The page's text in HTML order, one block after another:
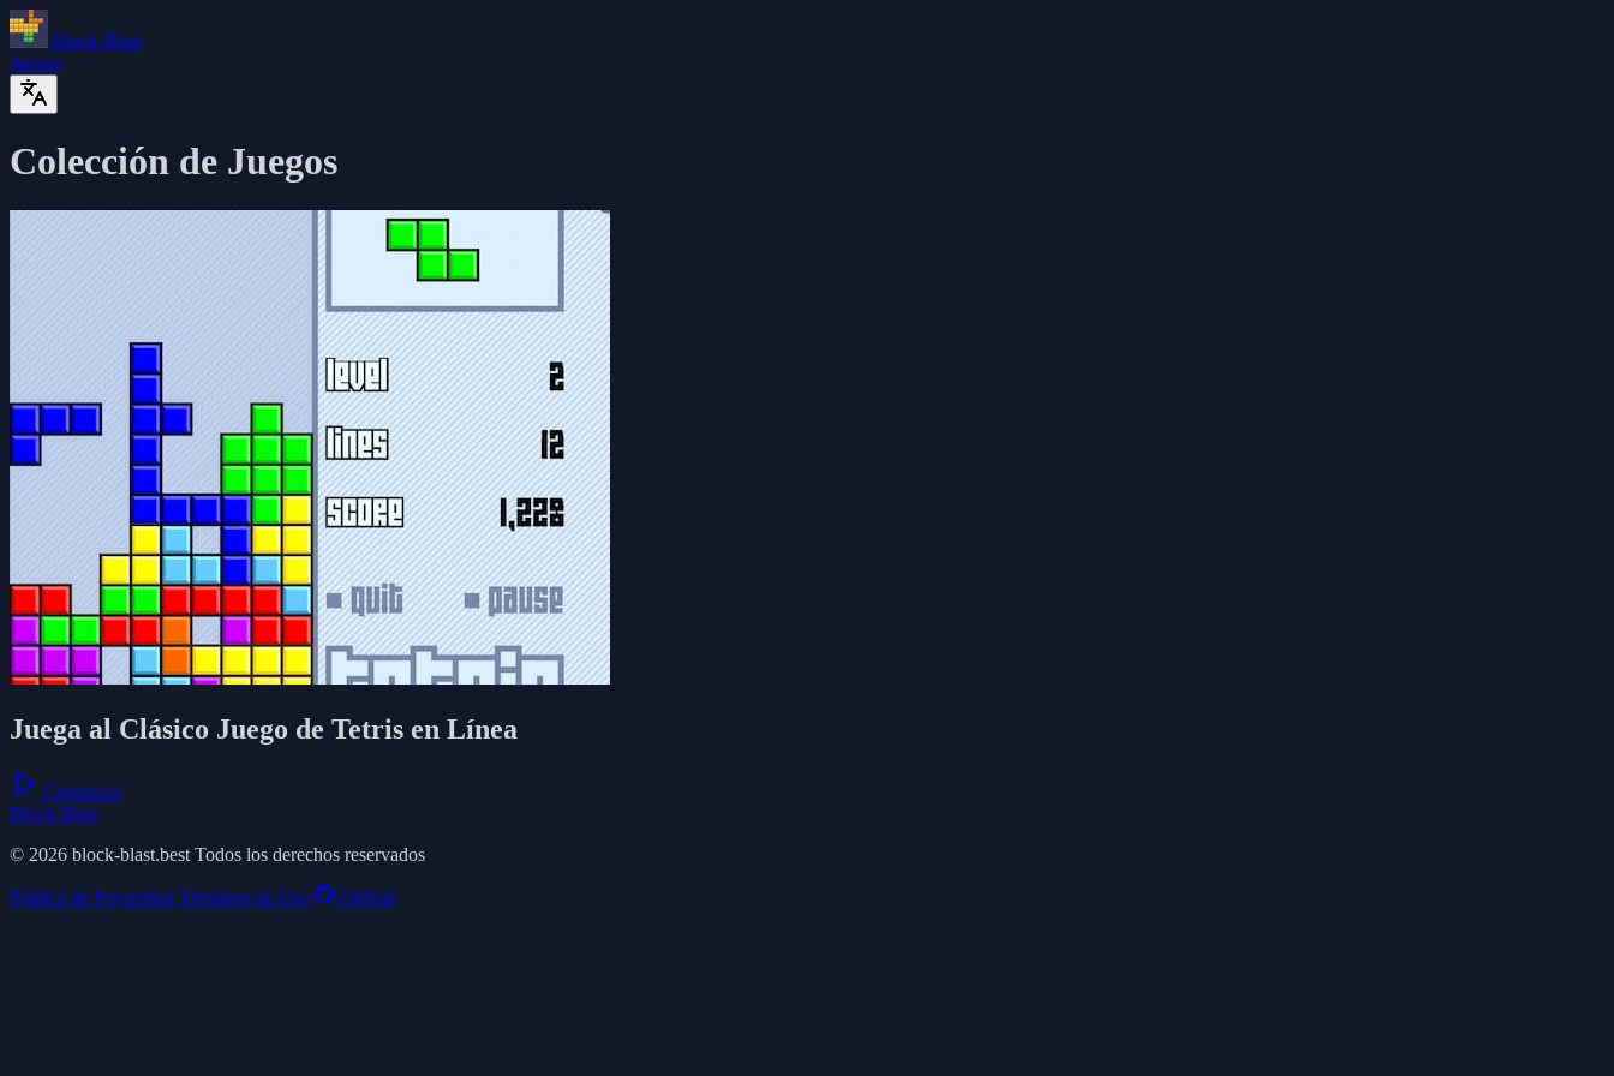
Block Blast
Juegos
Colección de Juegos
Juega al Clásico Juego de Tetris en Línea
Comenzar
Block Blast
© 2026 block-blast.best Todos los derechos reservados
Política de Privacidad Términos de Uso GitHub